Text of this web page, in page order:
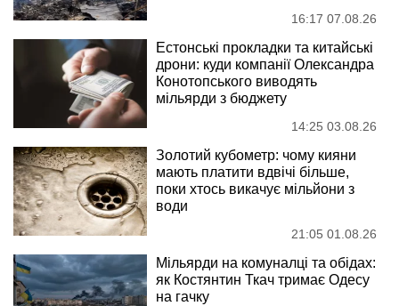
16:17 07.08.26
Естонські прокладки та китайські
дрони: куди компанії Олександра
Конотопського виводять
мільярди з бюджету
14:25 03.08.26
Золотий кубометр: чому кияни
мають платити вдвічі більше,
поки хтось викачує мільйони з
води
21:05 01.08.26
Мільярди на комуналці та обідах:
як Костянтин Ткач тримає Одесу
на гачку